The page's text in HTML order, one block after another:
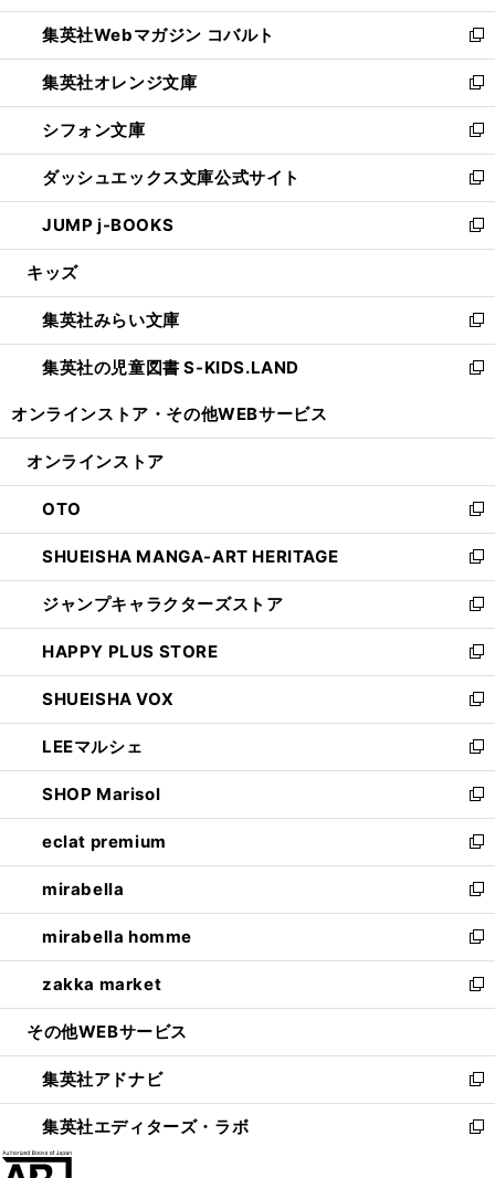
開
く
ウ
で
開
く
ン
ド
ウ
で
開
く
ウ
ィ
ン
ド
ウ
で
開
く
集英社Webマガジン コバルト
新
し
い
ウ
ィ
ン
ド
ウ
で
開
集英社オレンジ文庫
新
し
い
ウ
ィ
ン
ド
ウ
開
く
シフォン文庫
新
し
い
ウ
ィ
ン
ウ
で
開
く
ダッシュエックス文庫公式サイト
新
し
い
ウ
ン
ド
ウ
で
JUMP j-BOOKS
新
し
ウ
ィ
ン
ド
開
キッズ
集英社みらい文庫
新
し
い
ン
ウ
で
開
く
集英社の児童図書 S-KIDS.LAND
新
ウ
ン
ド
ウ
で
開
く
オンラインストア・ その他WEBサービス
オンラインストア
OTO
新
し
い
ウ
ィ
ン
ド
ウ
で
開
く
SHUEISHA MANGA-ART HERITAGE
新
し
い
ウ
ィ
ン
ド
ウ
で
開
く
ジャンプキャラクターズストア
新
し
い
ウ
ィ
ン
ド
ウ
で
開
く
HAPPY PLUS STORE
新
し
い
ウ
ィ
ン
ド
ウ
で
開
く
SHUEISHA VOX
新
し
い
ウ
ィ
ン
ド
ウ
で
開
く
LEEマルシェ
新
し
い
ウ
ィ
ン
ド
ウ
で
開
く
SHOP Marisol
新
し
い
ウ
ィ
ン
ド
ウ
で
開
eclat premium
新
し
い
ウ
ィ
ン
ド
ウ
開
く
mirabella
新
し
い
ウ
ィ
ン
ウ
で
開
く
mirabella homme
新
し
い
ウ
ン
ド
ウ
で
zakka market
新
し
ウ
ィ
ン
ド
その他WEBサービス
集英社アドナビ
新
し
い
集英社エディターズ・ラボ
新